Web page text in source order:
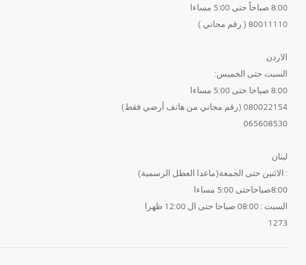
8:00 صباحاً حتى 5:00 مساءا
80011110 ( رقم مجاني )
الاردن
السبت حتى الخميس:
8:00 صباحا حتى 5:00 مساءا
080022154 (رقم مجاني من هاتف أرضي فقط)
065608530
لبنان
: الاثنين حتى الجمعة(ماعدا العطل الرسمية)
8:00صباحاحتى 5:00 مساءا
السبت : 08:00 صباحا حتى ال 12:00 ظهرا
1273